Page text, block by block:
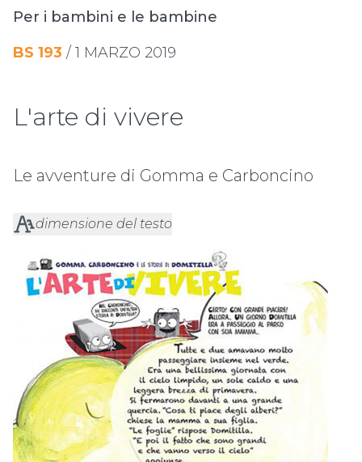
Per i bambini e le bambine
BS 193 / 1 MARZO 2019
L'arte di vivere
Le avventure di Gomma e Carboncino
dimensione del testo